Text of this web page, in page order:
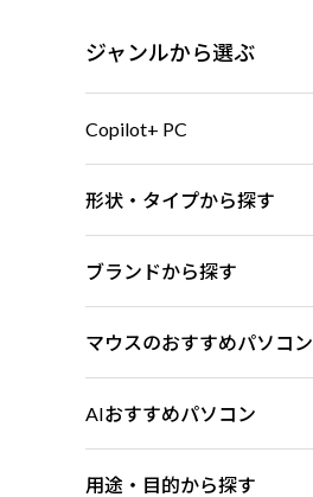
ジャンルから選ぶ
Copilot+ PC
形状・タイプから探す
ブランドから探す
マウスのおすすめパソコン
AIおすすめパソコン
用途・目的から探す